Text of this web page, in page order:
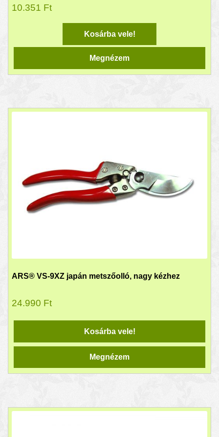
10.351 Ft
Kosárba vele!
Megnézem
ARS® VS-9XZ japán metszőolló, nagy kézhez
24.990 Ft
Kosárba vele!
Megnézem